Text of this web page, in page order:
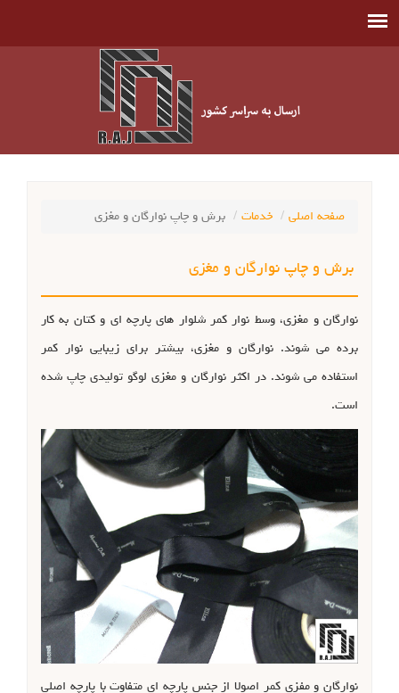
صفحه اصلی خدمات برش و چاپ نوارگان و مغزی
برش و چاپ نوارگان و مغزی
نوارگان و مغزی، وسط نوار کمر شلوار های پارچه ای و کتان به کار
برده می شوند. نوارگان و مغزی، بیشتر برای زیبایی نوار کمر
استفاده می شوند. در اکثر نوارگان و مغزی لوگو تولیدی چاپ شده
است.
نوارگان و مفزی کمر اصولا از جنس پارچه ای متفاوت با پارچه اصلی